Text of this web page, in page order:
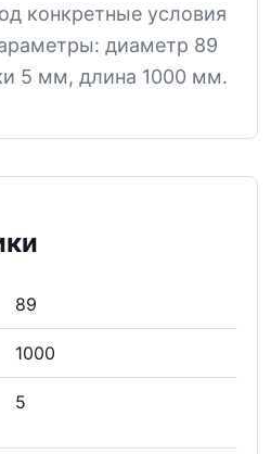
конкретные условия
диаметр 89
5 мм, длина 1000 мм.
89
1000
5